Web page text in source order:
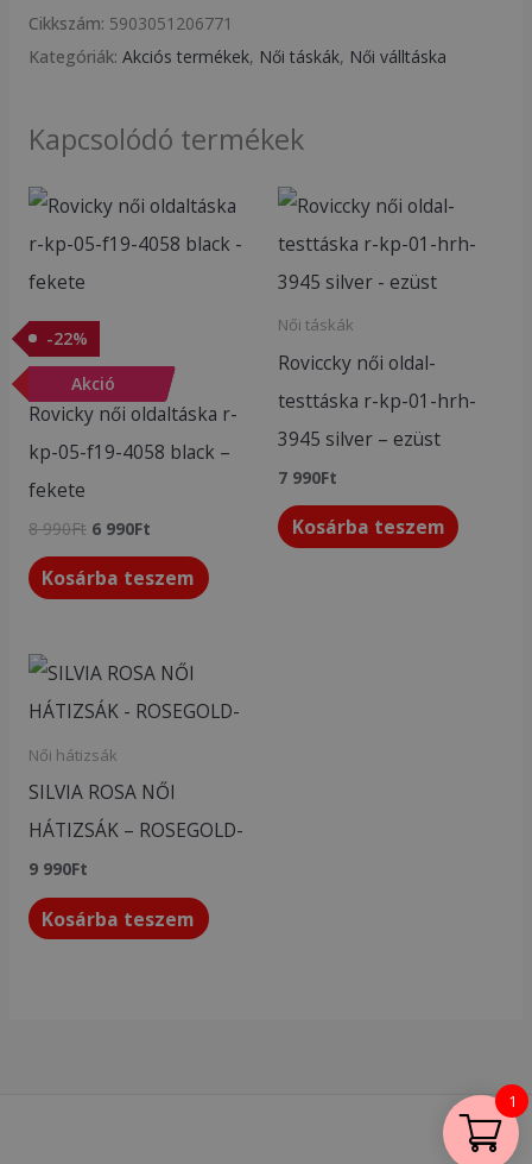
Cikkszám: 5903051206771
Kategóriák: Akciós termékek, Női táskák, Női válltáska
Kapcsolódó termékek
-22%
-22%
Akció
Akciós termékek
Rovicky női oldaltáska r-
kp-05-f19-4058 black –
fekete
8 990Ft
Original
price
was:
6 990Ft
Current
price
is:
Kosárba teszem
Női táskák
Roviccky női oldal-
testtáska r-kp-01-hrh-
3945 silver – ezüst
7 990Ft
Kosárba teszem
Női hátizsák
SILVIA ROSA NŐI
HÁTIZSÁK – ROSEGOLD-
9 990Ft
Kosárba teszem
1